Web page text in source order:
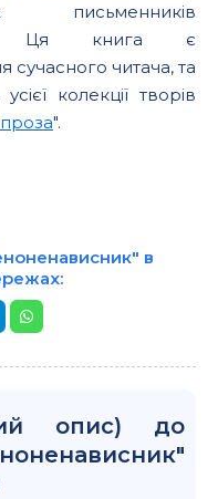
письменників
книга є
сучасного читача, та
колекції творів
".
в
опис) до